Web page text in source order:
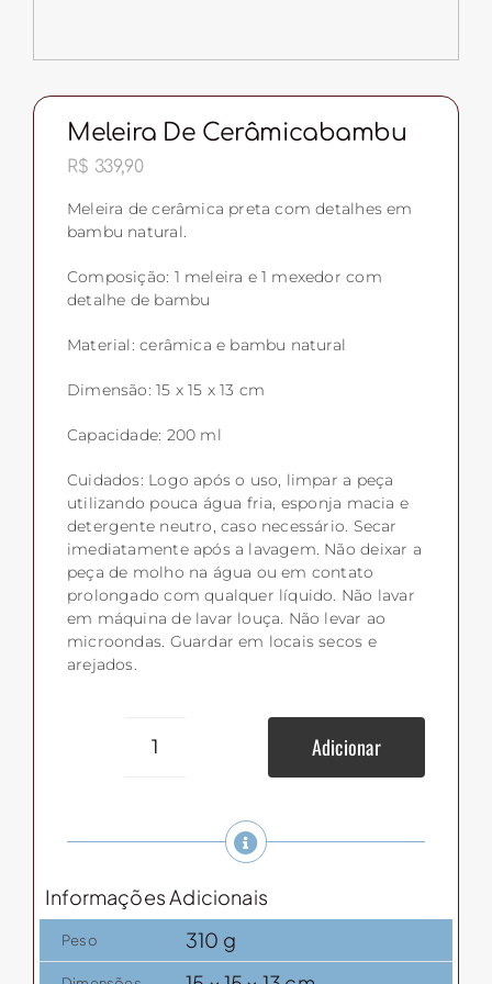
Meleira De Cerâmicabambu
R$ 339,90
Meleira de cerâmica preta com detalhes em
bambu natural.
Composição: 1 meleira e 1 mexedor com
detalhe de bambu
Material: cerâmica e bambu natural
Dimensão: 15 x 15 x 13 cm
Capacidade: 200 ml
Cuidados: Logo após o uso, limpar a peça
utilizando pouca água fria, esponja macia e
detergente neutro, caso necessário. Secar
imediatamente após a lavagem. Não deixar a
peça de molho na água ou em contato
prolongado com qualquer líquido. Não lavar
em máquina de lavar louça. Não levar ao
microondas. Guardar em locais secos e
arejados.
Meleira
cerâmicabambu
quantidade
Adicionar
Informações Adicionais
Peso 310 g